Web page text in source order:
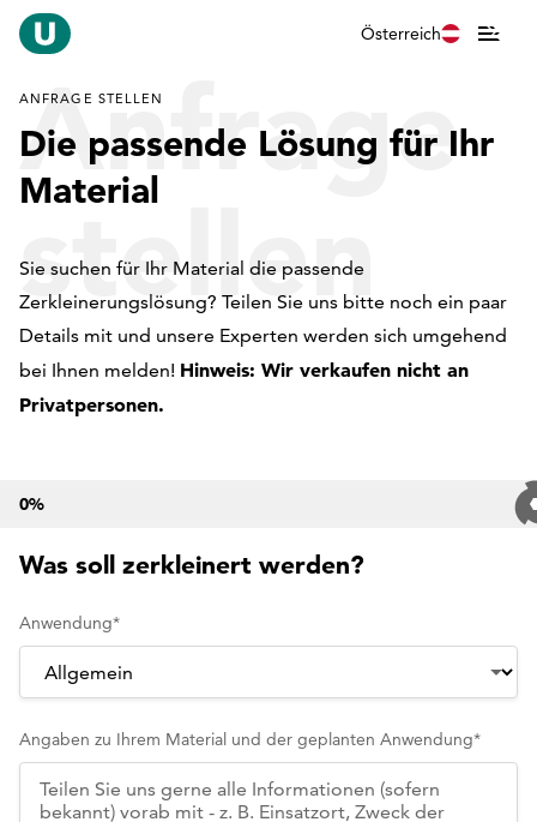
Österreich
Anfrage
stellen
ANFRAGE STELLEN
Die passende Lösung für Ihr
Material
Sie suchen für Ihr Material die passende
Zerkleinerungslösung? Teilen Sie uns bitte noch ein paar
Details mit und unsere Experten werden sich umgehend
bei Ihnen melden! Hinweis: Wir verkaufen nicht an
Privatpersonen.
0%
Was soll zerkleinert werden?
Anwendung*
Angaben zu Ihrem Material und der geplanten Anwendung*